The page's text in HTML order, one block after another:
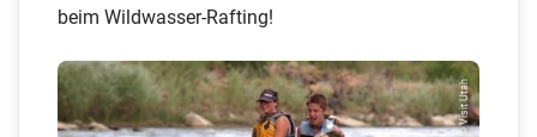
beim Wildwasser-Rafting!
© Visit Utah